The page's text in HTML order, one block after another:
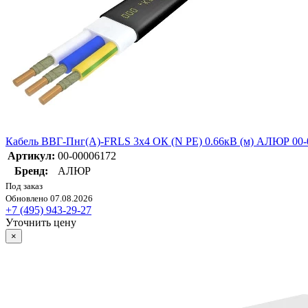
Кабель ВВГ-Пнг(А)-FRLS 3х4 ОК (N PE) 0.66кВ (м) АЛЮР 00-
Артикул: 00-00006172
Бренд:
АЛЮР
Под заказ
Обновлено 07.08.2026
+7 (495) 943-29-27
Уточнить цену
×